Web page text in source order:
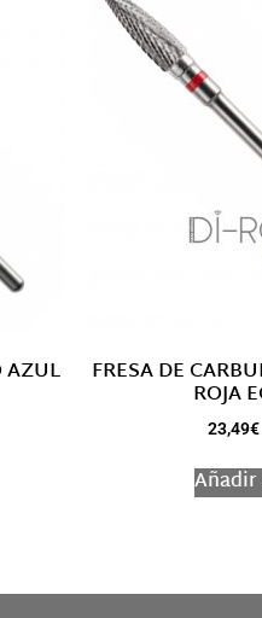
AZUL FRESA DE
ROJA
23,49€